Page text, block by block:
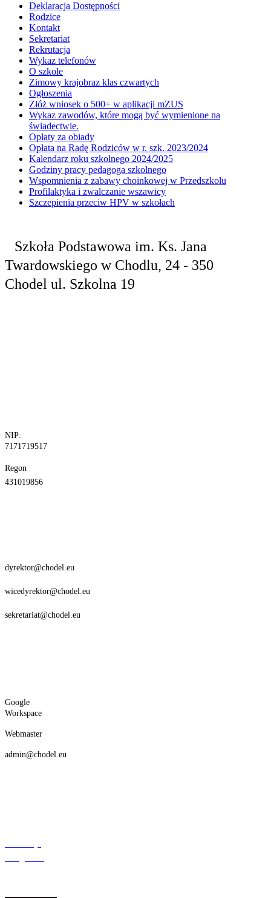
Deklaracja Dostępności
Rodzice
Kontakt
Sekretariat
Rekrutacja
Wykaz telefonów
O szkole
Zimowy krajobraz klas czwartych
Ogłoszenia
Złóż wniosek o 500+ w aplikacji mZUS
Wykaz zawodów, które mogą być wymienione na
świadectwie.
Opłaty za obiady
Opłata na Radę Rodziców w r. szk. 2023/2024
Kalendarz roku szkolnego 2024/2025
Godziny pracy pedagoga szkolnego
Wspomnienia z zabawy choinkowej w Przedszkolu
Profilaktyka i zwalczanie wszawicy
Szczepienia przeciw HPV w szkołach
Szkoła Podstawowa im. Ks. Jana
Twardowskiego w Chodlu, 24 - 350
Chodel ul. Szkolna 19
NIP:
7171719517
Regon
431019856
dyrektor@chodel.eu
wicedyrektor@chodel.eu
sekretariat@chodel.eu
Google
Workspace
Webmaster
admin@chodel.eu